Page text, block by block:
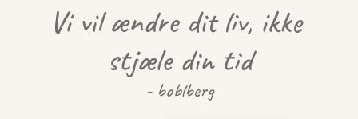
Vi vil ændre dit liv, ikke
stjæle din tid
- boblberg